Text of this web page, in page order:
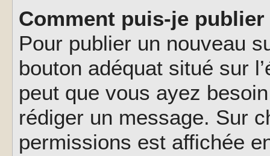
Comment puis-je
Pour publier un nouveau
bouton adéquat situé sur
peut que vous ayez
rédiger un message. Sur
permissions est affichée